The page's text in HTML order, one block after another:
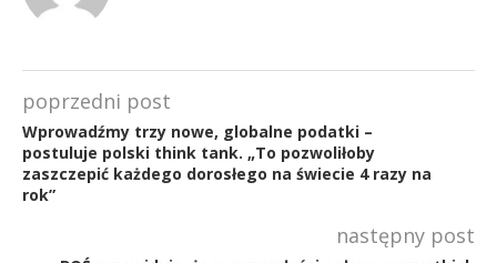
poprzedni post
Wprowadźmy trzy nowe, globalne podatki –
postuluje polski think tank. „To pozwoliłoby
zaszczepić każdego dorosłego na świecie 4 razy na
rok”
następny post